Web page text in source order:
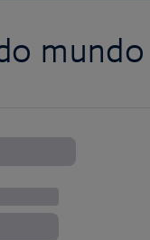
mundo